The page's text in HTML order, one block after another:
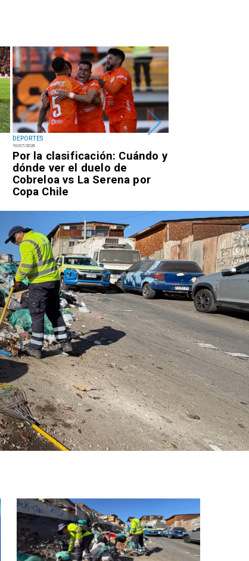
DEPORTES
10/07/2026
Por la clasificación: Cuándo y
dónde ver el duelo de
Cobreloa vs La Serena por
Copa Chile